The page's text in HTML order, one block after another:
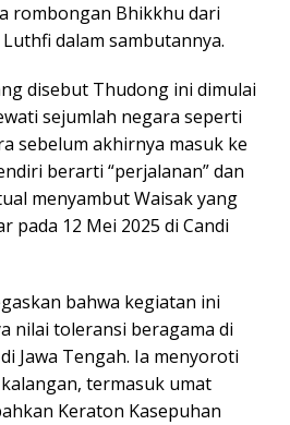
rombongan Bhikkhu dari
dalam sambutannya.
disebut Thudong ini dimulai
sejumlah negara seperti
sebelum akhirnya masuk ke
berarti “perjalanan” dan
menyambut Waisak yang
pada 12 Mei 2025 di Candi
bahwa kegiatan ini
nilai toleransi beragama di
Jawa Tengah. Ia menyoroti
termasuk umat
Keraton Kasepuhan